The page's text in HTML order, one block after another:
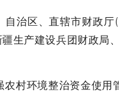
自治区、直辖市财政厅
生产建设兵团财政局
农村环境整治资金使用